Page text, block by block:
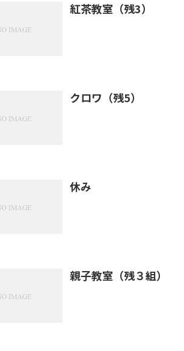
紅茶教室（残3）
クロワ（残5）
休み
親子教室（残３組）